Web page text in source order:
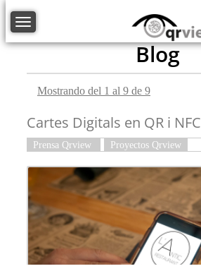
Toggle navigation
Blog
Mostrando del 1 al 9 de 9
Cartes Digitals en QR i NFC
Prensa Qrview Proyectos Qrview